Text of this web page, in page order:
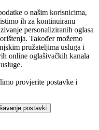
o našim korisnicima,
ih za kontinuiranu
personaliziranih oglasa
Također možemo
pružateljima usluga i
online oglašivačkih kanala
provjerite postavke i
postavki